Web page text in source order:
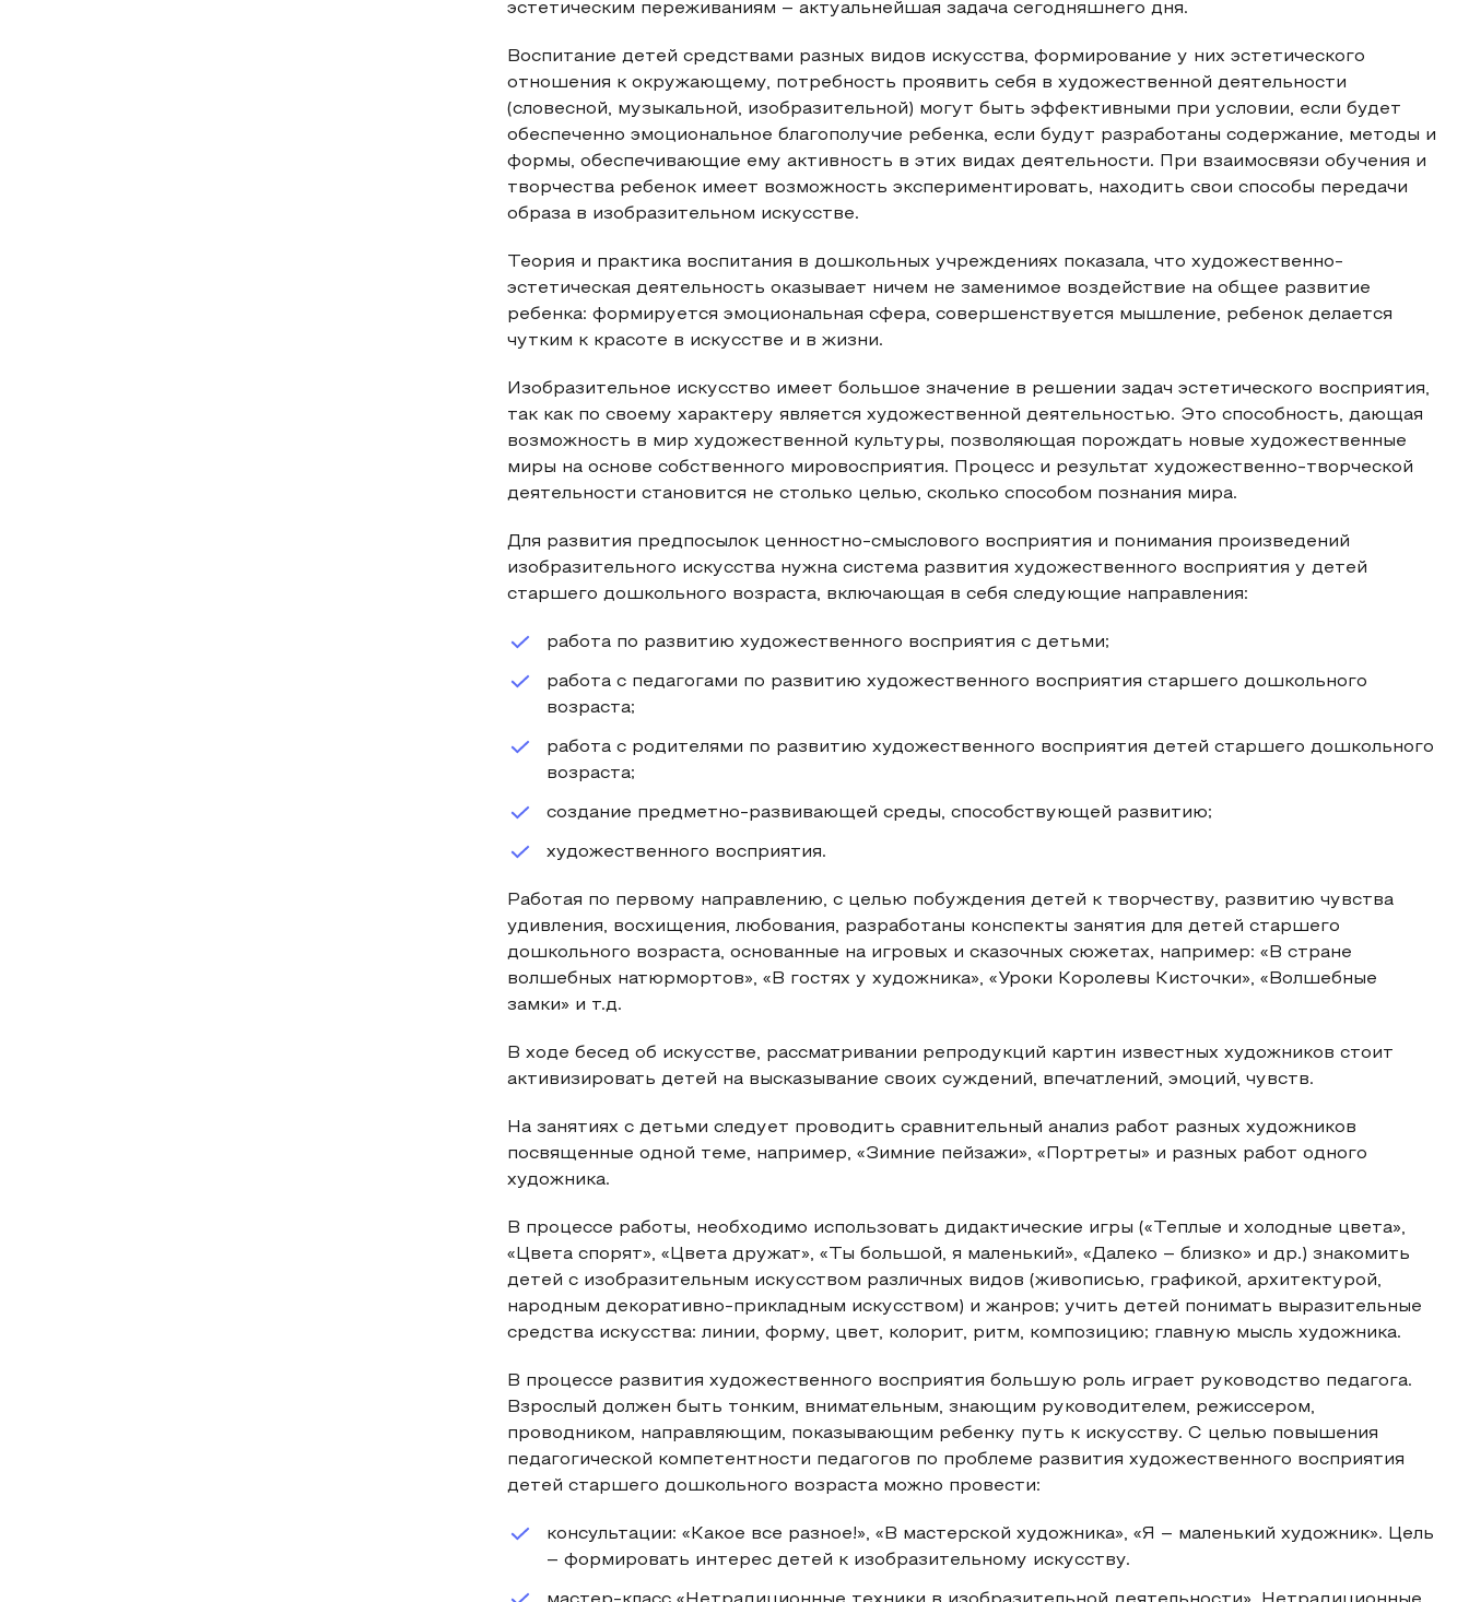
эстетическим переживаниям – актуальнейшая задача сегодняшнего дня.
Воспитание детей средствами разных видов искусства, формирование у них эстетического
отношения к окружающему, потребность проявить себя в художественной деятельности
(словесной, музыкальной, изобразительной) могут быть эффективными при условии, если будет
обеспеченно эмоциональное благополучие ребенка, если будут разработаны содержание, методы и
формы, обеспечивающие ему активность в этих видах деятельности. При взаимосвязи обучения и
творчества ребенок имеет возможность экспериментировать, находить свои способы передачи
образа в изобразительном искусстве.
Теория и практика воспитания в дошкольных учреждениях показала, что художественно-
эстетическая деятельность оказывает ничем не заменимое воздействие на общее развитие
ребенка: формируется эмоциональная сфера, совершенствуется мышление, ребенок делается
чутким к красоте в искусстве и в жизни.
Изобразительное искусство имеет большое значение в решении задач эстетического восприятия,
так как по своему характеру является художественной деятельностью. Это способность, дающая
возможность в мир художественной культуры, позволяющая порождать новые художественные
миры на основе собственного мировосприятия. Процесс и результат художественно-творческой
деятельности становится не столько целью, сколько способом познания мира.
Для развития предпосылок ценностно-смыслового восприятия и понимания произведений
изобразительного искусства нужна система развития художественного восприятия у детей
старшего дошкольного возраста, включающая в себя следующие направления:
работа по развитию художественного восприятия с детьми;
работа с педагогами по развитию художественного восприятия старшего дошкольного
возраста;
работа с родителями по развитию художественного восприятия детей старшего дошкольного
возраста;
создание предметно-развивающей среды, способствующей развитию;
художественного восприятия.
Работая по первому направлению, с целью побуждения детей к творчеству, развитию чувства
удивления, восхищения, любования, разработаны конспекты занятия для детей старшего
дошкольного возраста, основанные на игровых и сказочных сюжетах, например: «В стране
волшебных натюрмортов», «В гостях у художника», «Уроки Королевы Кисточки», «Волшебные
замки» и т.д.
В ходе бесед об искусстве, рассматривании репродукций картин известных художников стоит
активизировать детей на высказывание своих суждений, впечатлений, эмоций, чувств.
На занятиях с детьми следует проводить сравнительный анализ работ разных художников
посвященные одной теме, например, «Зимние пейзажи», «Портреты» и разных работ одного
художника.
В процессе работы, необходимо использовать дидактические игры («Теплые и холодные цвета»,
«Цвета спорят», «Цвета дружат», «Ты большой, я маленький», «Далеко – близко» и др.) знакомить
детей с изобразительным искусством различных видов (живописью, графикой, архитектурой,
народным декоративно-прикладным искусством) и жанров; учить детей понимать выразительные
средства искусства: линии, форму, цвет, колорит, ритм, композицию; главную мысль художника.
В процессе развития художественного восприятия большую роль играет руководство педагога.
Взрослый должен быть тонким, внимательным, знающим руководителем, режиссером,
проводником, направляющим, показывающим ребенку путь к искусству. С целью повышения
педагогической компетентности педагогов по проблеме развития художественного восприятия
детей старшего дошкольного возраста можно провести:
консультации: «Какое все разное!», «В мастерской художника», «Я – маленький художник». Цель
– формировать интерес детей к изобразительному искусству.